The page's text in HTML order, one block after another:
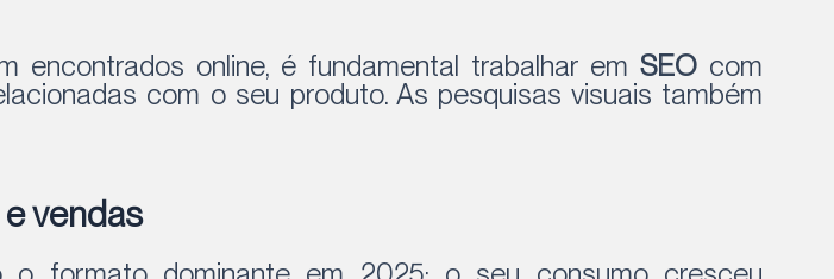
encontrados online, é fundamental trabalhar emSEO com
com o seu produto. As pesquisas visuais também
vendas